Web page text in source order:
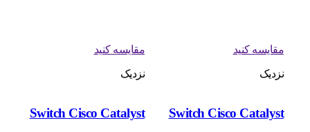
مقایسه کنید
نزدیک
Switch Cisco Catalyst
مقایسه کنید
نزدیک
Switch Cisco Catalyst